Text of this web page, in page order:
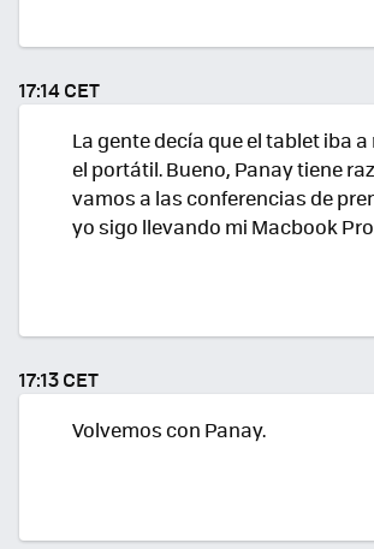
17:14 CET
La gente decía que el tablet iba
el portátil. Bueno, Panay tiene
vamos a las conferencias de
yo sigo llevando mi Macbook
17:13 CET
Volvemos con Panay.